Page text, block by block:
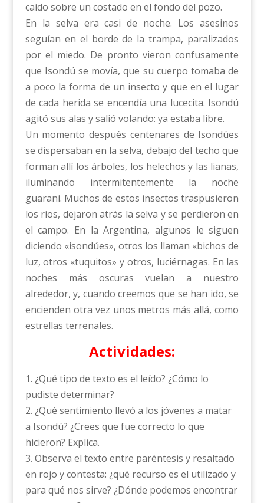
caído sobre un costado en el fondo del pozo.
En la selva era casi de noche. Los asesinos
seguían en el borde de la trampa, paralizados
por el miedo. De pronto vieron confusamente
que Isondú se movía, que su cuerpo tomaba de
a poco la forma de un insecto y que en el lugar
de cada herida se encendía una lucecita. Isondú
agitó sus alas y salió volando: ya estaba libre.
Un momento después centenares de Isondúes
se dispersaban en la selva, debajo del techo que
forman allí los árboles, los helechos y las lianas,
iluminando intermitentemente la noche
guaraní. Muchos de estos insectos traspusieron
los ríos, dejaron atrás la selva y se perdieron en
el campo. En la Argentina, algunos le siguen
diciendo «isondúes», otros los llaman «bichos de
luz, otros «tuquitos» y otros, luciérnagas. En las
noches más oscuras vuelan a nuestro
alrededor, y, cuando creemos que se han ido, se
encienden otra vez unos metros más allá, como
estrellas terrenales.
Actividades:
1. ¿Qué tipo de texto es el leído? ¿Cómo lo
pudiste determinar?
2. ¿Qué sentimiento llevó a los jóvenes a matar
a Isondú? ¿Crees que fue correcto lo que
hicieron? Explica.
3. Observa el texto entre paréntesis y resaltado
en rojo y contesta: ¿qué recurso es el utilizado y
para qué nos sirve? ¿Dónde podemos encontrar